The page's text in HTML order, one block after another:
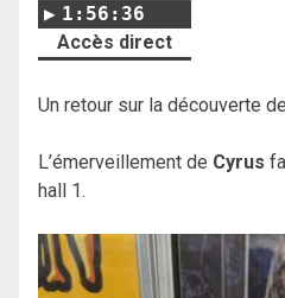
1:56:36
Accès direct
Un retour sur la découverte
L’émerveillement de Cyrus
hall 1.